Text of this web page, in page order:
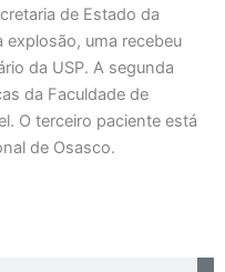
de Estado da
explosão, uma recebeu
da USP. A segunda
da Faculdade de
O terceiro paciente está
de Osasco.